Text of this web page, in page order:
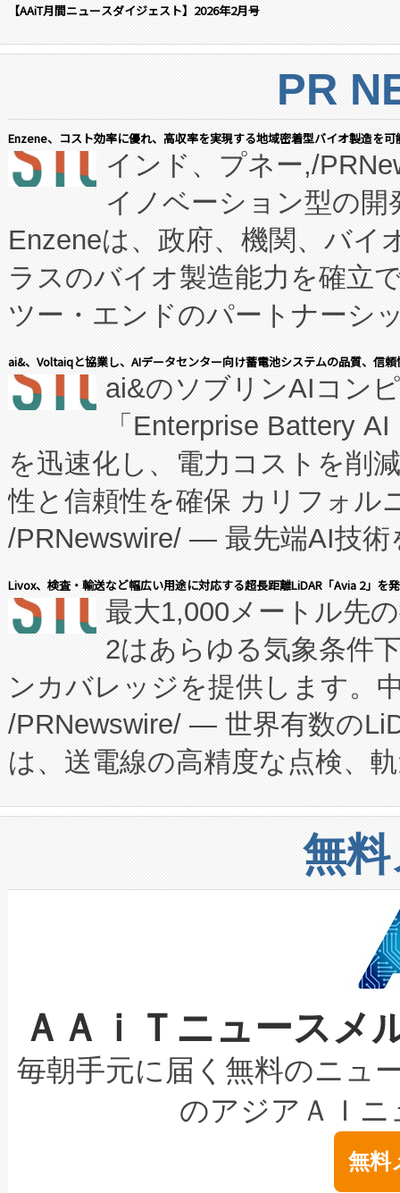
【AAiT月間ニュースダイジェスト】2026年2月号
PR
Enzene、コスト効率に優れ、高収率を実現する地域密着型バイオ製造を
インド、プネー,/
イノベーション型の
Enzeneは、政府、機関、バイ
ラスのバイオ製造能力を確立
ツー・エンドのパートナーシ
表しました。 同社の実績ある
manufacturing™ (FCCM™) プ
たNeXは、バイオ医薬品製造
従来のフェッドバッチ施設の
に、患者やサプライチェーン
キー方式で拡張性が高く、持
す。FCCM‑を活用した現地生
患者にとっての費用負担を大
のアクセスを大幅に拡大する
Fully-Connected Continuous
プログラムには、施設設計・
に関する技術移転および知的
構造化トレーニングカリキュ
上げおよび商用化段階におけ
設備整備および立ち上げ調整
加組織は、Enzeneのバイオ
選定された製品について、自
取得できる可能性もあります
設には、3億～4億ドルかか
最高経営責任者（CEO）であ
す。「当社のfully-connected
ームを利用すれば、6,000万
きます。この効率性は、フェ
ai&、Voltaiqと協業し、AIデータセンター向け蓄電池システムの品質、信
ai&のソブリンAIコン
「Enterprise Battery
を迅速化し、電力コストを削
性と信頼性を確保 カリフォル
/PRNewswire/ — 最先端AI技術
会社エーアイ・アンド：本社
President原信平）と、エンタ
ードするVoltaiqは、日本にあ
ーエネルギー貯蔵システム（
た。 Voltaiq独自のAI搭載プラ
定、統合、導入、運用に至る
安全性を追跡し、確保する事
増加しているデータセンター
る電力網に大きな負担をかけ
事業者の負担軽減という課題
系統連系を迅速にし、ピーク
限を超えて利用可能な電力容
持できるよう貢献します。こ
ービスレベル契約（SLA）違
テリー性能の劣化によるダウ
念は、現在データセンターが
ます。 Voltaiq provides a
Livox、検査・輸送など幅広い用途に対応する超長距離LiDAR「Avia 2」を
最大1,000メートル先
2はあらゆる気象条件
ンカバレッジを提供します。
/PRNewswire/ — 世界有数の
は、送電線の高精度な点検、
や穀物倉庫におけるバルク材
リューション「Avia 2」を発
したAvia 2は、1,000メート
狭視野のFOVを切り替えるこ
ケーブル、枝などの細かな対
なレーザースポットにより、
な環境下でも豊かなディテー
キロメートル範囲を検出
LiDAR for Inspections,
は1535 nmレーザーを搭載。
イズの小径化を実現すること
無
ＡＡｉＴニュース
毎朝手元に届く無料のニュ
のアジアＡＩ
無料